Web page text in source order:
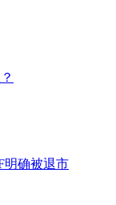
明确被退市